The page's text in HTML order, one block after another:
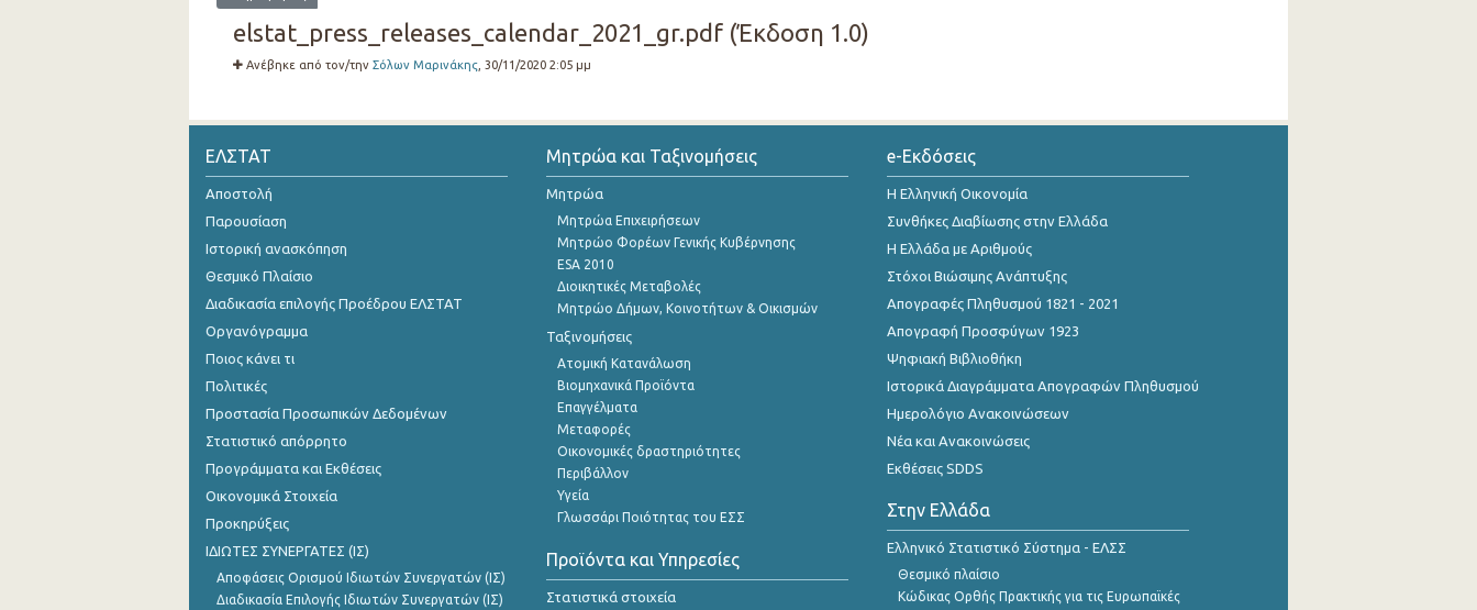
elstat_press_releases_calendar_2021_gr.pdf (Έκδοση 1.0)
Ανέβηκε από τον/την Σόλων Μαρινάκης, 30/11/2020 2:05 μμ
ΕΛΣΤΑΤ
Αποστολή
Παρουσίαση
Ιστορική ανασκόπηση
Θεσμικό Πλαίσιο
Διαδικασία επιλογής Προέδρου ΕΛΣΤΑΤ
Οργανόγραμμα
Ποιος κάνει τι
Πολιτικές
Προστασία Προσωπικών Δεδομένων
Στατιστικό απόρρητο
Προγράμματα και Εκθέσεις
Οικονομικά Στοιχεία
Προκηρύξεις
ΙΔΙΩΤΕΣ ΣΥΝΕΡΓΑΤΕΣ (ΙΣ)
Αποφάσεις Ορισμού Ιδιωτών Συνεργατών (ΙΣ)
Διαδικασία Επιλογής Ιδιωτών Συνεργατών (ΙΣ)
Μητρώα και Ταξινομήσεις
Μητρώα
Μητρώα Επιχειρήσεων
Μητρώο Φορέων Γενικής Κυβέρνησης
ESA 2010
Διοικητικές Μεταβολές
Μητρώο Δήμων, Κοινοτήτων & Οικισμών
Ταξινομήσεις
Ατομική Κατανάλωση
Βιομηχανικά Προϊόντα
Επαγγέλματα
Μεταφορές
Οικονομικές δραστηριότητες
Περιβάλλον
Υγεία
Γλωσσάρι Ποιότητας του ΕΣΣ
Προϊόντα και Υπηρεσίες
Στατιστικά στοιχεία
e-Εκδόσεις
Η Ελληνική Οικονομία
Συνθήκες Διαβίωσης στην Ελλάδα
Η Ελλάδα με Αριθμούς
Στόχοι Βιώσιμης Ανάπτυξης
Απογραφές Πληθυσμού 1821 - 2021
Απογραφή Προσφύγων 1923
Ψηφιακή Βιβλιοθήκη
Ιστορικά Διαγράμματα Απογραφών Πληθυσμού
Ημερολόγιο Ανακοινώσεων
Νέα και Ανακοινώσεις
Εκθέσεις SDDS
Στην Ελλάδα
Ελληνικό Στατιστικό Σύστημα - ΕΛΣΣ
Θεσμικό πλαίσιο
Κώδικας Ορθής Πρακτικής για τις Ευρωπαϊκές